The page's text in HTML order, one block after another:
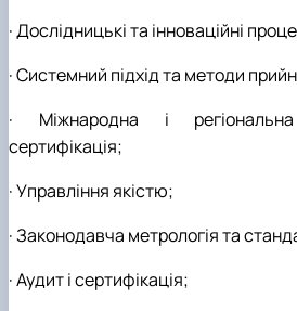
· Дослідницькі та інноваційні
· Системний підхід та методи
· Міжнародна і
сертифікація;
· Управління якістю;
· Законодавча метрологія та
· Аудит і сертифікація;